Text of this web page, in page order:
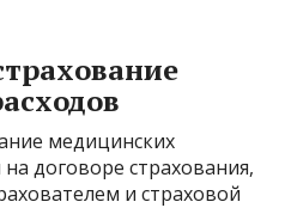
медицинских
договоре страхования,
и страховой